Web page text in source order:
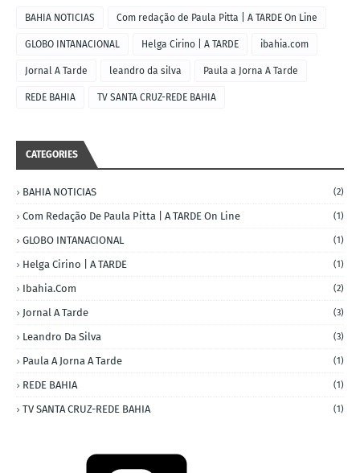
BAHIA NOTICIAS Com redação de Paula Pitta | A TARDE On Line
GLOBO INTANACIONAL Helga Cirino | A TARDE ibahia.com
Jornal A Tarde leandro da silva Paula a Jorna A Tarde
REDE BAHIA TV SANTA CRUZ-REDE BAHIA
CATEGORIES
BAHIA NOTICIAS (2)
Com Redação De Paula Pitta | A TARDE On Line (1)
GLOBO INTANACIONAL (1)
Helga Cirino | A TARDE (1)
Ibahia.com (2)
Jornal A Tarde (3)
Leandro Da Silva (3)
Paula A Jorna A Tarde (1)
REDE BAHIA (1)
TV SANTA CRUZ-REDE BAHIA (1)